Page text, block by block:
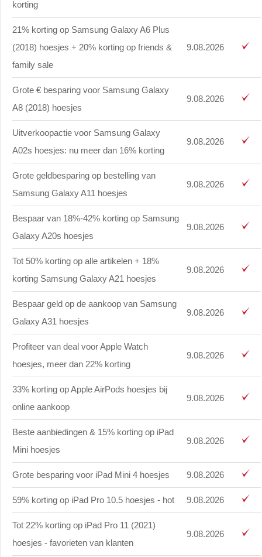
korting
21% korting op Samsung Galaxy A6 Plus
(2018) hoesjes + 20% korting op friends &
family sale
9.08.2026
Grote € besparing voor Samsung Galaxy
A8 (2018) hoesjes
9.08.2026
Uitverkoopactie voor Samsung Galaxy
A02s hoesjes: nu meer dan 16% korting
9.08.2026
Grote geldbesparing op bestelling van
Samsung Galaxy A11 hoesjes
9.08.2026
Bespaar van 18%-42% korting op Samsung
Galaxy A20s hoesjes
9.08.2026
Tot 50% korting op alle artikelen + 18%
korting Samsung Galaxy A21 hoesjes
9.08.2026
Bespaar geld op de aankoop van Samsung
Galaxy A31 hoesjes
9.08.2026
Profiteer van deal voor Apple Watch
hoesjes, meer dan 22% korting
9.08.2026
33% korting op Apple AirPods hoesjes bij
online aankoop
9.08.2026
Beste aanbiedingen & 15% korting op iPad
Mini hoesjes
9.08.2026
Grote besparing voor iPad Mini 4 hoesjes 9.08.2026
59% korting op iPad Pro 10.5 hoesjes - hot 9.08.2026
Tot 22% korting op iPad Pro 11 (2021)
hoesjes - favorieten van klanten
9.08.2026